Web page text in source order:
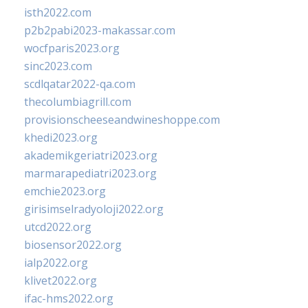
isth2022.com
p2b2pabi2023-makassar.com
wocfparis2023.org
sinc2023.com
scdlqatar2022-qa.com
thecolumbiagrill.com
provisionscheeseandwineshoppe.com
khedi2023.org
akademikgeriatri2023.org
marmarapediatri2023.org
emchie2023.org
girisimselradyoloji2022.org
utcd2022.org
biosensor2022.org
ialp2022.org
klivet2022.org
ifac-hms2022.org